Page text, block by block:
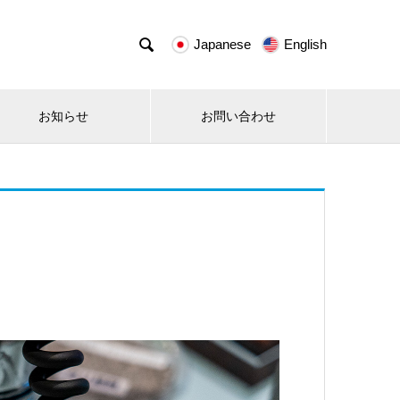
 Japanese English
お知らせ お問い合わせ